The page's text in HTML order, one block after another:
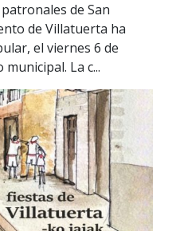
de San
de Villatuerta ha
el viernes 6 de
La c...